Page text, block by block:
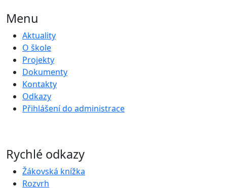
Menu
Aktuality
O škole
Projekty
Dokumenty
Kontakty
Odkazy
Přihlášení do administrace
Rychlé odkazy
Žákovská knížka
Rozvrh